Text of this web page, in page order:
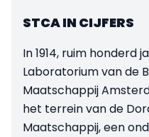
STCA IN CIJFERS
In 1914, ruim honderd
Laboratorium van de
Maatschappij
het terrein van de
Maatschappij, een